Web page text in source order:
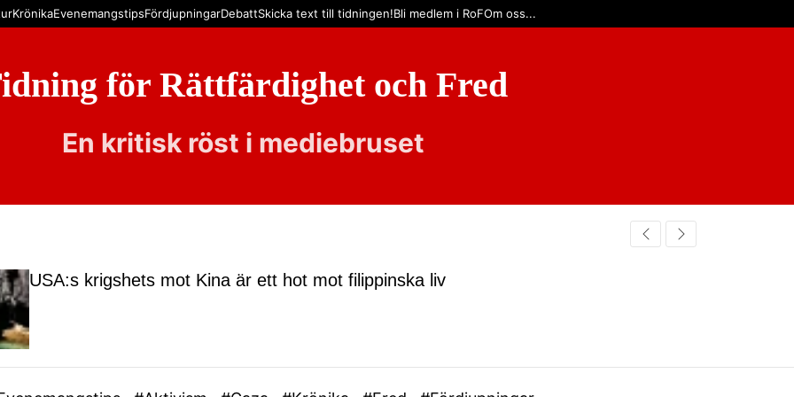
KrönikaEvenemangstipsFördjupningarDebattSkicka text till tidningen!Bli medlem i RoFOm oss...
för Rättfärdighet och Fred
En kritisk röst i mediebruset
USA:s krigshets mot Kina är ett hot mot filippinska liv